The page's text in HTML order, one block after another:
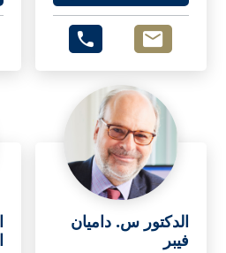
الدكتور س. داميان
فيبر